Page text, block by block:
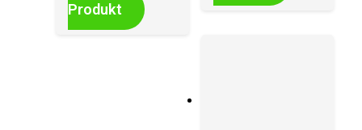
Produkt